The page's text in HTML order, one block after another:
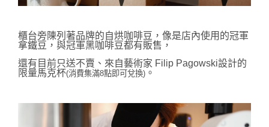
櫃台旁陳列著品牌的自烘咖啡豆，像是店內使用的冠軍
拿鐵豆，與冠軍黑咖啡豆都有販售，
還有目前只送不賣、來自藝術家 Filip Pagowski設計的
限量馬克杯(消費集滿8點即可兌換) 。